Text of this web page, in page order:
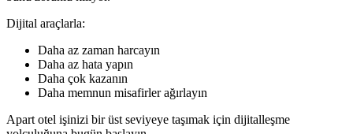
Dijital araçlarla:
Daha az zaman harcayın
Daha az hata yapın
Daha çok kazanın
Daha memnun misafirler ağırlayın
Apart otel işinizi bir üst seviyeye taşımak için dijitalleşme